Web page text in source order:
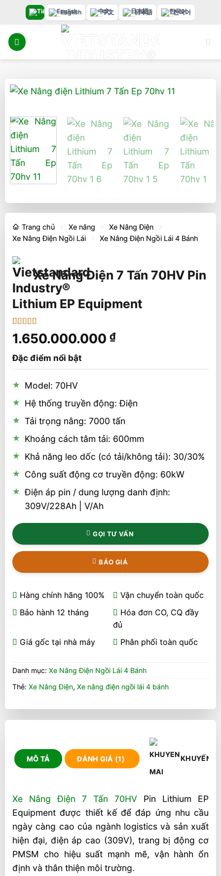
nội
dung
English 中文 日本語 한국어
Trang chủ Xe nâng
Xe Nâng Điện
Xe Nâng Điện Ngồi Lái
Xe Nâng Điện Ngồi Lái 4 Bánh
Xe Nâng Điện 7 Tấn 70HV Pin
Lithium EP Equipment
5trên 5 dựa
trên
1
đánh
1.650.000.000 ₫
Đặc điểm nổi bật
Model: 70HV
Hệ thống truyền động: Điện
Tải trọng nâng: 7000 tấn
Khoảng cách tâm tải: 600mm
Khả năng leo dốc (có tải/không tải): 30/30%
Công suất động cơ truyền động: 60kW
Điện áp pin / dung lượng danh định:
309V/228Ah | V/Ah
GỌI TƯ VẤN
BÁO GIÁ
Hàng chính hãng 100%
Vận chuyển toàn quốc
Bảo hành 12 tháng
Hóa đơn CO, CQ đầy
đủ
Giá gốc tại nhà máy
Phân phối toàn quốc
Danh mục: Xe Nâng Điện Ngồi Lái 4 Bánh
Thẻ: Xe Nâng Điện, Xe nâng điện ngồi lái 4 bánh
MÔ TẢ ĐÁNH GIÁ (1) KHUYẾN
Xe Nâng Điện 7 Tấn 70HV Pin Lithium EP
Equipment được thiết kế để đáp ứng nhu cầu
ngày càng cao của ngành logistics và sản xuất
hiện đại, điện áp cao (309V), trang bị động cơ
PMSM cho hiệu suất mạnh mẽ, vận hành ổn
định và thân thiện môi trường.